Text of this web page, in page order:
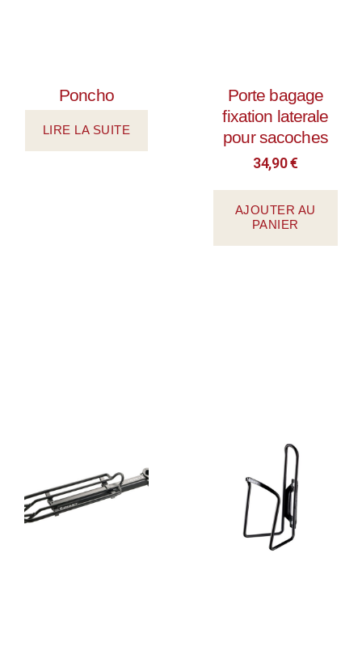
Poncho
LIRE LA SUITE
Porte bagage
fixation laterale
pour sacoches
34,90€
AJOUTER AU
PANIER